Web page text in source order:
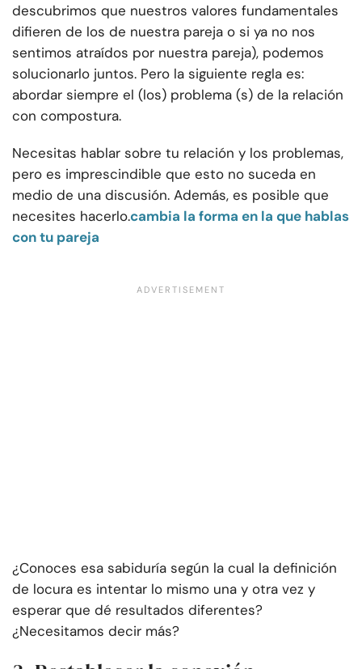
descubrimos que nuestros valores fundamentales
difieren de los de nuestra pareja o si ya no nos
sentimos atraídos por nuestra pareja), podemos
solucionarlo juntos. Pero la siguiente regla es:
abordar siempre el (los) problema (s) de la relación
con compostura.
Necesitas hablar sobre tu relación y los problemas,
pero es imprescindible que esto no suceda en
medio de una discusión. Además, es posible que
necesites hacerlo.cambia la forma en la que hablas
con tu pareja
¿Conoces esa sabiduría según la cual la definición
de locura es intentar lo mismo una y otra vez y
esperar que dé resultados diferentes?
¿Necesitamos decir más?